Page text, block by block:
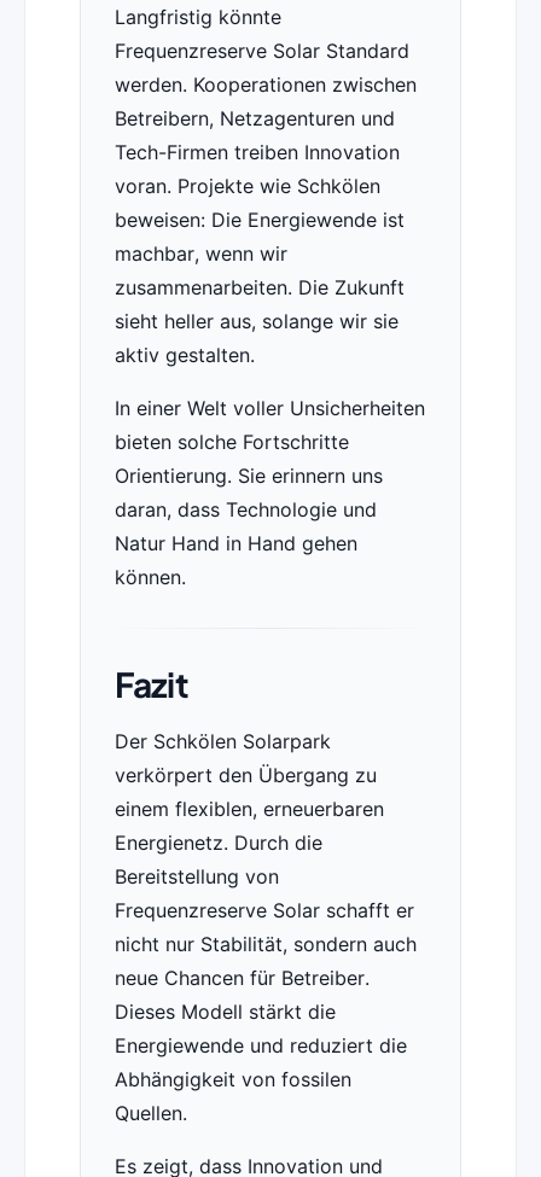
Langfristig könnte
Frequenzreserve Solar Standard
werden. Kooperationen zwischen
Betreibern, Netzagenturen und
Tech-Firmen treiben Innovation
voran. Projekte wie Schkölen
beweisen: Die Energiewende ist
machbar, wenn wir
zusammenarbeiten. Die Zukunft
sieht heller aus, solange wir sie
aktiv gestalten.
In einer Welt voller Unsicherheiten
bieten solche Fortschritte
Orientierung. Sie erinnern uns
daran, dass Technologie und
Natur Hand in Hand gehen
können.
Fazit
Der Schkölen Solarpark
verkörpert den Übergang zu
einem flexiblen, erneuerbaren
Energienetz. Durch die
Bereitstellung von
Frequenzreserve Solar schafft er
nicht nur Stabilität, sondern auch
neue Chancen für Betreiber.
Dieses Modell stärkt die
Energiewende und reduziert die
Abhängigkeit von fossilen
Quellen.
Es zeigt, dass Innovation und